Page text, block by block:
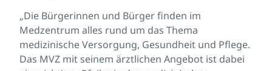
„Die Bürgerinnen und Bürger finden im
Medzentrum alles rund um das Thema
medizinische Versorgung, Gesundheit und Pflege.
Das MVZ mit seinem ärztlichen Angebot ist dabei